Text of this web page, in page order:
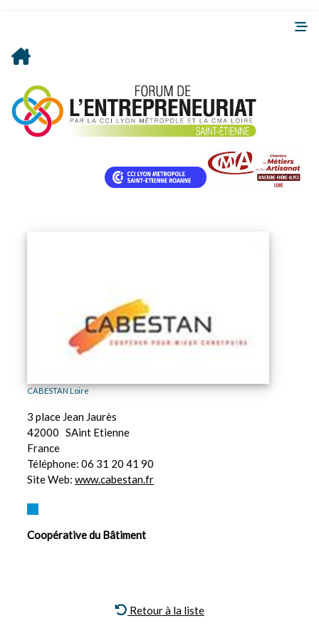
CABESTAN Loire
3 place Jean Jaurès
42000 SAint Etienne
France
Téléphone: 06 31 20 41 90
Site Web: www.cabestan.fr
Coopérative du Bâtiment
Retour à la liste